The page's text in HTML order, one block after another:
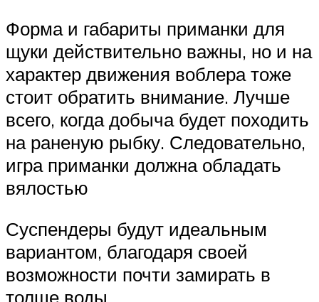
Форма и габариты приманки для
щуки действительно важны, но и на
характер движения воблера тоже
стоит обратить внимание. Лучше
всего, когда добыча будет походить
на раненую рыбку. Следовательно,
игра приманки должна обладать
вялостью
Суспендеры будут идеальным
вариантом, благодаря своей
возможности почти замирать в
толще воды